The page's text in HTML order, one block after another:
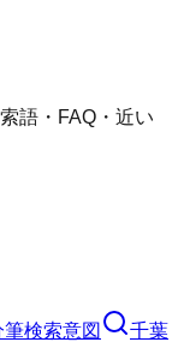
語・FAQ・近い
検索意図
千葉